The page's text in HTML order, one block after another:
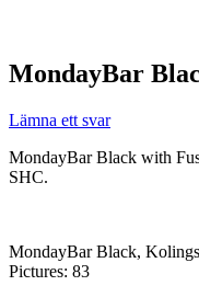
MondayBar
Lämna ett svar
MondayBar Black with
SHC.
MondayBar Black,
Pictures: 83